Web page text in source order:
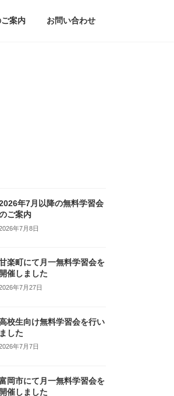
案内 お問い合わせ
年7月以降の無料学習会
ご案内
年7月8日
楽町にて月一無料学習会を
開催しました
年7月27日
校生向け無料学習会を行い
ました
年7月7日
岡市にて月一無料学習会を
開催しました